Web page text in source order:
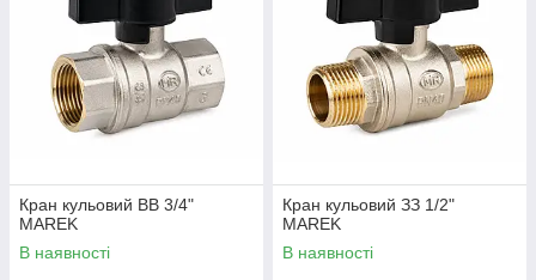
Кран кульовий ВВ 3/4"
MAREK
В наявності
Кран кульовий ЗЗ 1/2"
MAREK
В наявності